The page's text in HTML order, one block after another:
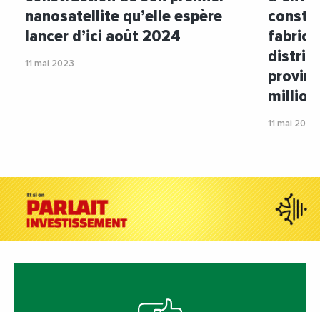
nanosatellite qu’elle espère
lancer d’ici août 2024
11 mai 2023
district
11 mai 2023